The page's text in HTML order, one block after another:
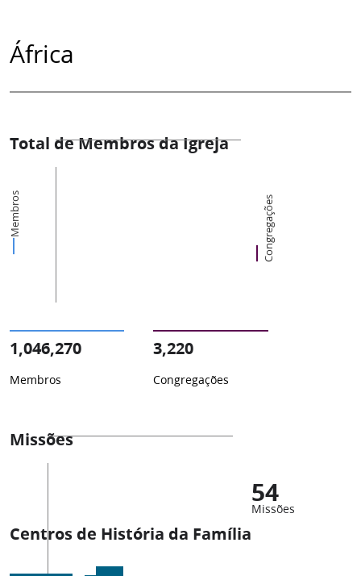
África
Total de Membros da Igreja
Membros Congregações
1,046,270
Membros
3,220
Congregações
Missões
54
Missões
Centros de História da Família